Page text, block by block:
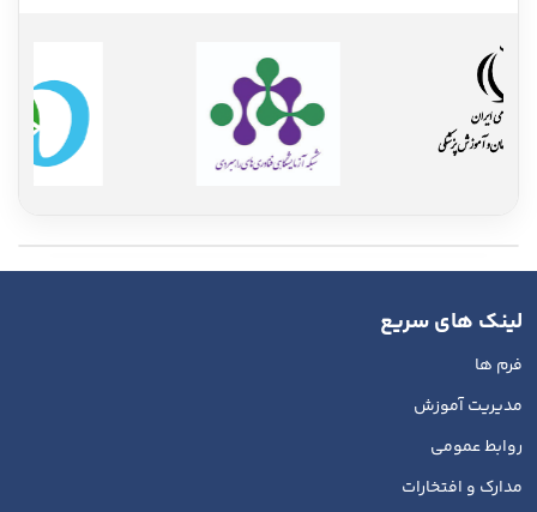
لینک های سریع
فرم ها
مدیریت آموزش
روابط عمومی
مدارک و افتخارات